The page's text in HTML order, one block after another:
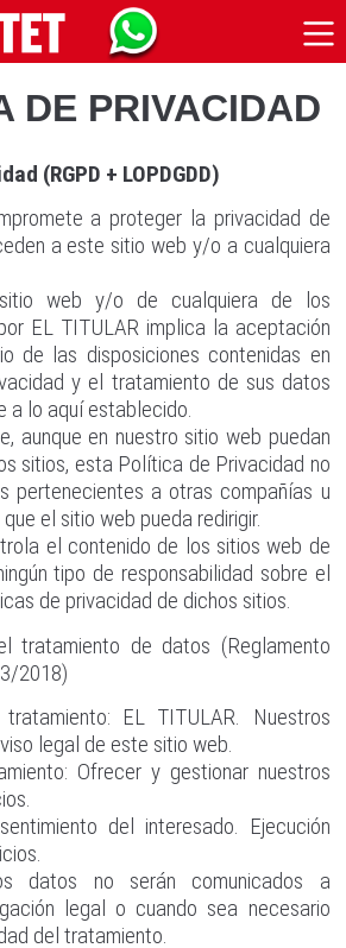
DE PRIVACIDAD
(RGPD + LOPDGDD)
a proteger la privacidad de
a este sitio web y/o a cualquiera
web y/o de cualquiera de los
EL TITULAR implica la aceptación
de las disposiciones contenidas en
y el tratamiento de sus datos
a lo aquí establecido.
aunque en nuestro sitio web puedan
sitios, esta Política de Privacidad no
pertenecientes a otras compañías u
el sitio web pueda redirigir.
el contenido de los sitios web de
tipo de responsabilidad sobre el
de privacidad de dichos sitios.
tratamiento de datos (Reglamento
2018)
EL TITULAR. Nuestros
legal de este sitio web.
Ofrecer y gestionar nuestros
del interesado. Ejecución
datos no serán comunicados a
legal o cuando sea necesario
del tratamiento.